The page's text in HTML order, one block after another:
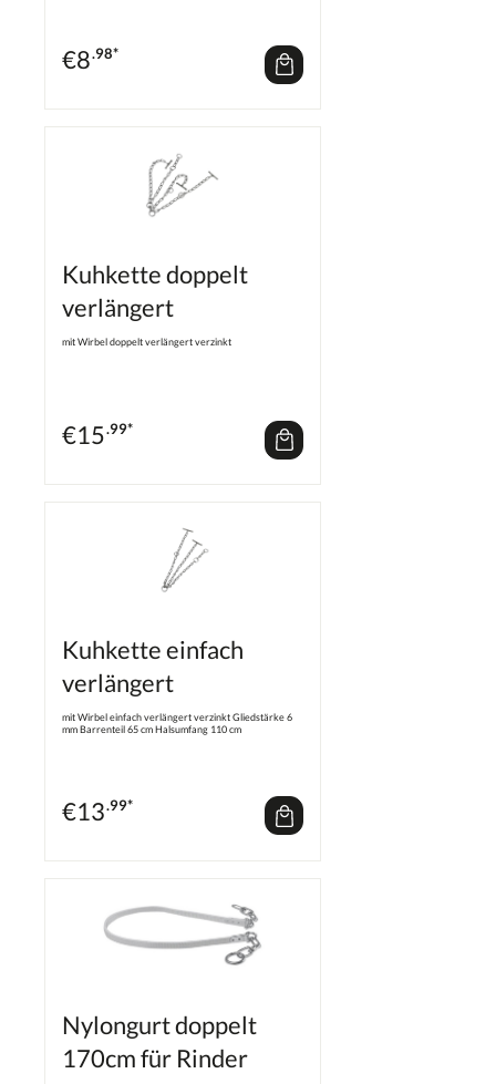
€8.98*
Kuhkette doppelt
verlängert
mit Wirbel doppelt verlängert verzinkt
€15.99*
Kuhkette einfach
verlängert
mit Wirbel einfach verlängert verzinkt Gliedstärke 6
mm Barrenteil 65 cm Halsumfang 110 cm
€13.99*
Nylongurt doppelt
170cm für Rinder